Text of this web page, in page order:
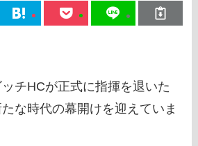
チHCが正式に指揮を退いた
な時代の幕開けを迎えていま